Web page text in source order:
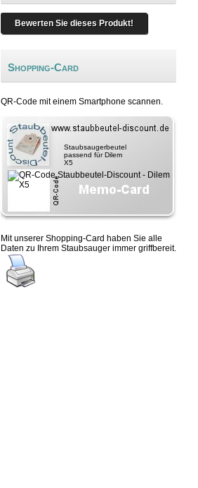
Bewerten Sie dieses Produkt!
Shopping-Card
QR-Code mit einem Smartphone scannen.
Staubsaugerbeutel
passend für Dilem
X5
Mit unserer Shopping-Card haben Sie alle
Daten zu Ihrem Staubsauger immer griffbereit.